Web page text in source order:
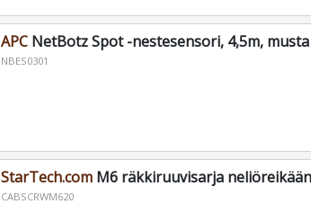
APCNetBotz Spot -nestesensori, 4,5m, musta
NBES0301
StarTech.comM6 räkkiruuvisarja
CABSCRWM620